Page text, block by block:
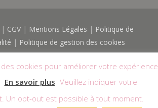
r
a
m
o
k
| CGV | Mentions Légales | Politique de
| Politique de gestion des cookies
- Atelier Naturo
| Tous droits réservés |
cookies pour améliorer votre expérience
En savoir plus Veuillez indiquer votre
Un opt-out est possible à tout moment.